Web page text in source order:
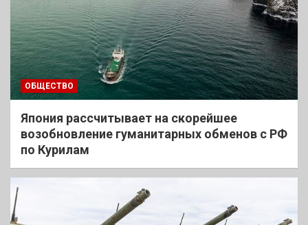
ОБЩЕСТВО
Япония рассчитывает на скорейшее
возобновление гуманитарных обменов с РФ
по Курилам